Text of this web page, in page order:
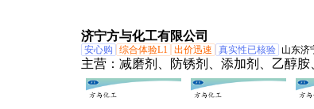
度98% 化工中间
体
64-8 现货
济宁方与化工有限公司
安心购 综合体验L1 出价迅速 真实性已核验 山东济
主营： 减磨剂、防锈剂、添加剂、乙醇胺
腐剂、丙烯酸、抗氧剂、改进剂、清净
墨油墨、金属钝化剂、无灰分散剂、聚氨